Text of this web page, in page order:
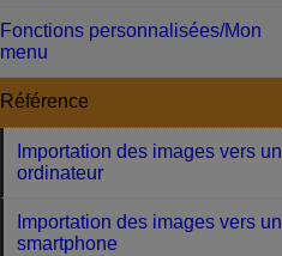
Fonctions personnalisées/Mon
menu
Référence
Importation des images vers un
ordinateur
Importation des images vers un
smartphone